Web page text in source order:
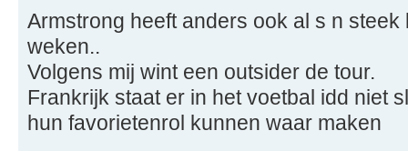
Armstrong heeft anders ook al s n
weken..
Volgens mij wint een outsider de tour.
Frankrijk staat er in het voetbal idd niet
hun favorietenrol kunnen waar maken